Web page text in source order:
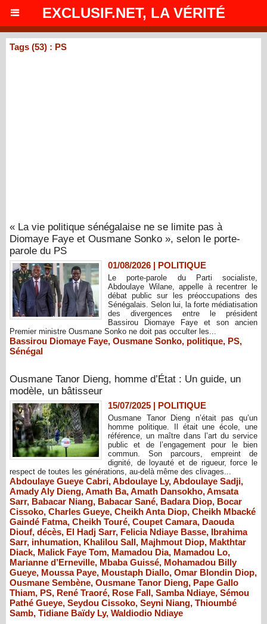
EXCLUSIF.NET, LA VÉRITÉ
Tags (53) : PS
« La vie politique sénégalaise ne se limite pas à
Diomaye Faye et Ousmane Sonko », selon le porte-
parole du PS
01/08/2026 | POLITIQUE
Le porte-parole du Parti socialiste,
Abdoulaye Wilane, appelle à recentrer le
débat public sur les préoccupations des
Sénégalais. Selon lui, la forte médiatisation
des divergences entre le président
Bassirou Diomaye Faye et son ancien
Premier ministre Ousmane Sonko ne doit pas occulter les...
Bassirou Diomaye Faye, Ousmane Sonko, politique, PS,
Sénégal
Ousmane Tanor Dieng, homme d’État : Un guide, un
modèle, un bâtisseur
15/07/2025 | POLITIQUE
Ousmane Tanor Dieng n’était pas qu’un
homme politique. Il était une école, une
référence, un maître dans l’art du service
public et de l’engagement pour le bien
commun. Son parcours, empreint de
dignité, de loyauté et de rigueur, force le
respect de toutes les générations, au-delà même des clivages...
Abdoulaye Gueye Cabri,Abdoulaye Ly,Abdoulaye Sadji,
Amady Aly Dieng,Amath Ba,Amath Dansokho,Amsata
Sarr, Babacar Niang, Babacar Sané, Badara Diop, Bocar
Cissoko, Charles Gueye, Cheikh Anta Diop, Cheikh Mbacké
Gaindé Fatma, Cheikh Touré, Coupet Camara, Daouda
Diouf, décès, El Hadj Sarr, Felicia Ndiaye Basse, Ibrahima
Sarr, inhumation, Khalilou Sall, Majhmout Diop, Makthtar
Diack, Malick Faye Tom, Mamadou Dia, Mamadou Lo,
Marianne d’Erneville, Mbaba Guissé, Mohamadou Billy
Gueye, Moussa Paye, Moustaph Diallo, Omar Blondin Diop,
Ousmane Sembène, Ousmane Tanor Dieng, Pape Gallo
Thiam, PS, René Traoré, Rose Fall, Samba Ndiaye, Sémou
Pathé Gueye, Seydou Cissoko, Seyni Niang, Thioumbé
Samb, Tidiane Baïdy Ly, Waldiodio Ndiaye